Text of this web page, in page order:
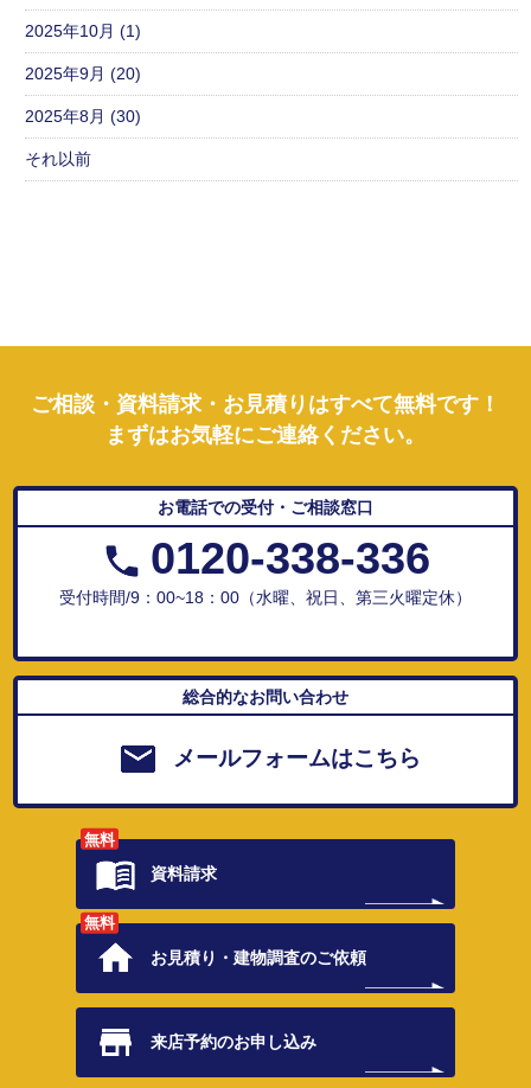
2025年10月 (1)
2025年9月 (20)
2025年8月 (30)
それ以前
ご相談・資料請求・お見積りはすべて無料です！
まずはお気軽にご連絡ください。
お電話での受付・ご相談窓口
0120-338-336
受付時間/9：00~18：00（水曜、祝日、第三火曜定休）
総合的なお問い合わせ
メールフォームはこちら
無料
資料請求
無料
お見積り・建物調査のご依頼
来店予約のお申し込み